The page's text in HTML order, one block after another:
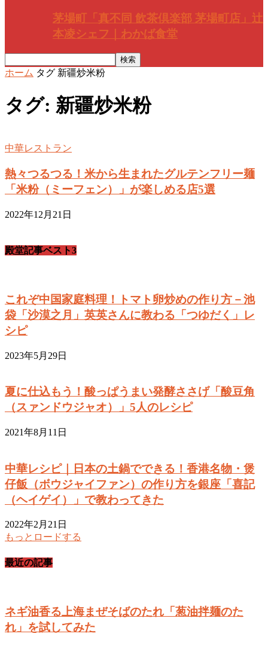
茅場町「真不同 飲茶倶楽部 茅場町店」辻
本凌シェフ｜わかば食堂
ホーム タグ 新疆炒米粉
タグ: 新疆炒米粉
中華レストラン
熱々つるつる！米から生まれたグルテンフリー麺
「米粉（ミーフェン）」が楽しめる店5選
2022年12月21日
殿堂記事ベスト3
これぞ中国家庭料理！トマト卵炒めの作り方－池
袋「沙漠之月」英英さんに教わる「つゆだく」レ
シピ
2023年5月29日
夏に仕込もう！酸っぱうまい発酵ささげ「酸豆角
（スァンドウジャオ）」5人のレシピ
2021年8月11日
中華レシピ｜日本の土鍋でできる！香港名物・煲
仔飯（ボウジャイファン）の作り方を銀座「喜記
（ヘイゲイ）」で教わってきた
2022年2月21日
もっとロードする
最近の記事
ネギ油香る上海まぜそばのたれ「葱油拌麺のた
れ」を試してみた